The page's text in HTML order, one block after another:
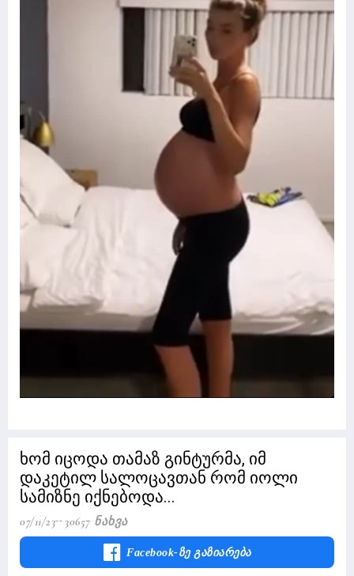
ხომ იცოდა თამაზ გინტურმა, იმ
დაკეტილ სალოცავთან რომ იოლი
სამიზნე იქნებოდა...
07/11/23 30657 Ნახვა
Facebook-Ზე Გაზიარება